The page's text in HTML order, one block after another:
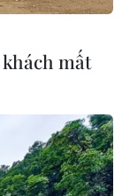
mất